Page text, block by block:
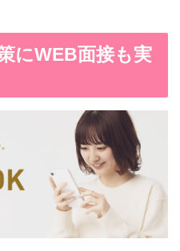
にWEB面接も実